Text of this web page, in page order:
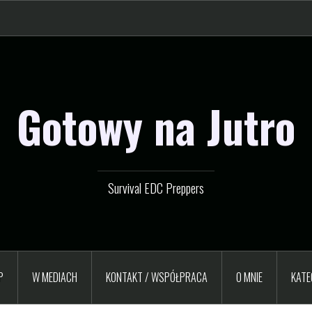
Gotowy na Jutro
Survival EDC Preppers
W MEDIACH KONTAKT / WSPÓŁPRACA O MNIE